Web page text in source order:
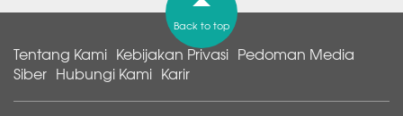
Back to top
Tentang Kami Kebijakan Privasi Pedoman Media
Siber Hubungi Kami Karir